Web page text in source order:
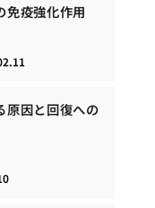
免疫強化作用
原因と回復への